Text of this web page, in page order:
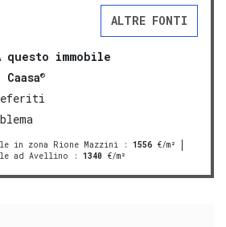
ALTRE FONTI
questo immobile
®
in zona Rione Mazzini : 1556 €/m²
ad Avellino : 1340 €/m²